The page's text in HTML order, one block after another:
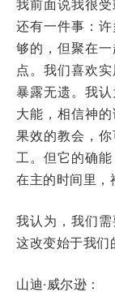
我前面说我很
还有一件事：
够的，但聚在
点。我们喜欢
暴露无遗。我
大能，相信神
果效的教会，
工。但它的确
在主的时间里，
我认为，我们需
这改变始于我们
山迪·威尔逊：